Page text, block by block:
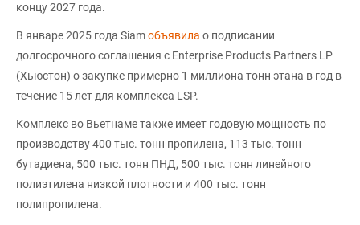
концу 2027 года.
В январе 2025 года Siamобъявила о подписании
долгосрочного соглашения с Enterprise Products Partners LP
(Хьюстон) о закупке примерно 1 миллиона тонн этана в год в
течение 15 лет для комплекса LSP.
Комплекс во Вьетнаме также имеет годовую мощность по
производству 400 тыс. тонн пропилена, 113 тыс. тонн
бутадиена, 500 тыс. тонн ПНД, 500 тыс. тонн линейного
полиэтилена низкой плотности и 400 тыс. тонн
полипропилена.